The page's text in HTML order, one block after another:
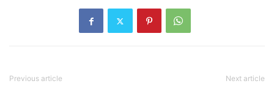
Previous article Next article